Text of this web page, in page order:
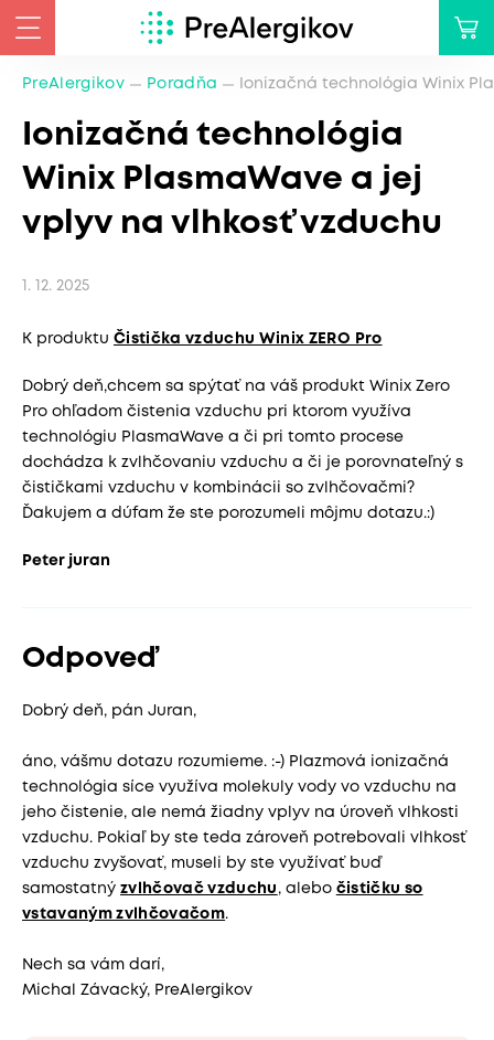
PreAlergikov Poradňa Ionizačná technológia Winix
Ionizačná technológia
Winix PlasmaWave a jej
vplyv na vlhkosť vzduchu
1. 12. 2025
K produktu Čistička vzduchu Winix ZERO Pro
Dobrý deň,chcem sa spýtať na váš produkt Winix Zero
Pro ohľadom čistenia vzduchu pri ktorom využíva
technológiu PlasmaWave a či pri tomto procese
dochádza k zvlhčovaniu vzduchu a či je porovnateľný s
čističkami vzduchu v kombinácii so zvlhčovačmi?
Ďakujem a dúfam že ste porozumeli môjmu dotazu.:)
Peter juran
Odpoveď
Dobrý deň, pán Juran,
áno, vášmu dotazu rozumieme. :-) Plazmová ionizačná
technológia síce využíva molekuly vody vo vzduchu na
jeho čistenie, ale nemá žiadny vplyv na úroveň vlhkosti
vzduchu. Pokiaľ by ste teda zároveň potrebovali vlhkosť
vzduchu zvyšovať, museli by ste využívať buď
samostatný zvlhčovač vzduchu , alebo čističku so
vstavaným zvlhčovačom.
Nech sa vám darí,
Michal Závacký, PreAlergikov